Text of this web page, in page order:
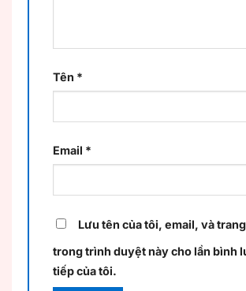
Tên *
Email *
Lưu tên của tôi, email, và
trong trình duyệt này cho lần bình
tiếp của tôi.